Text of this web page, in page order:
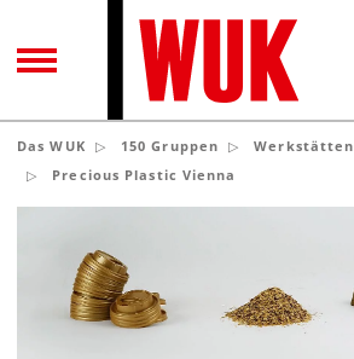
TOGGLE
Das WUK 150 Gruppen
Werkstätten
Precious Plastic Vienna